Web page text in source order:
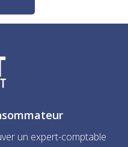
un expert-comptable